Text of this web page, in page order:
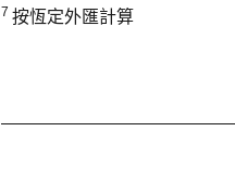
7 按恆定外匯計算